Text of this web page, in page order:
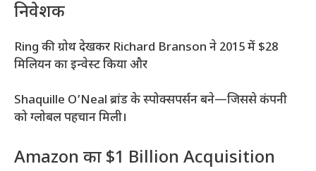
निवेशक
Ring की ग्रोथ देखकर Richard Branson ने 2015 में $28
मिलियन का इन्वेस्ट किया और
Shaquille O’Neal ब्रांड के स्पोक्सपर्सन बने—जिससे कंपनी
को ग्लोबल पहचान मिली।
Amazon का $1 Billion Acquisition